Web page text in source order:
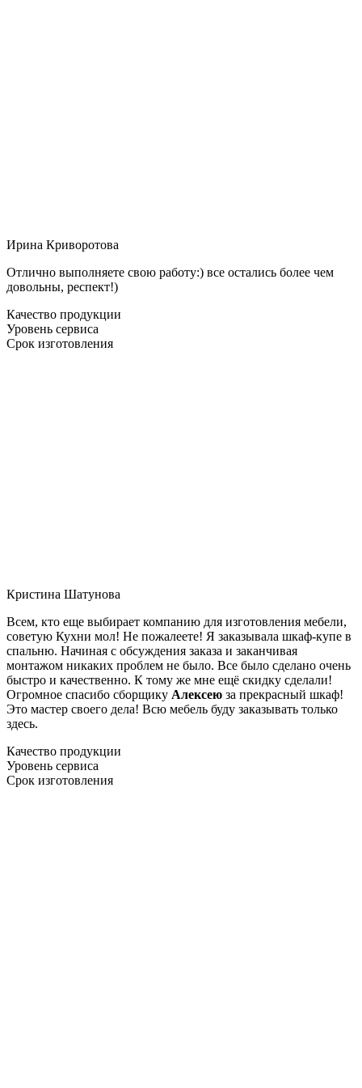
Ирина Криворотова
Отлично выполняете свою работу:) все остались более чем
довольны, респект!)
Качество продукции
Уровень сервиса
Срок изготовления
Кристина Шатунова
Всем, кто еще выбирает компанию для изготовления мебели,
советую Кухни мол! Не пожалеете! Я заказывала шкаф-купе в
спальню. Начиная с обсуждения заказа и заканчивая
монтажом никаких проблем не было. Все было сделано очень
быстро и качественно. К тому же мне ещё скидку сделали!
Огромное спасибо сборщику Алексею за прекрасный шкаф!
Это мастер своего дела! Всю мебель буду заказывать только
здесь.
Качество продукции
Уровень сервиса
Срок изготовления